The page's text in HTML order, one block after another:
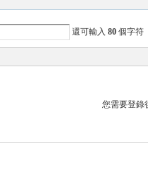
還可輸入 80個字符
您需要登